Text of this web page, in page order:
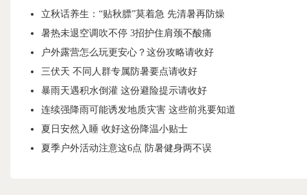
立秋话养生：“贴秋膘”莫着急 先清暑再防燥
暑热未退空调吹不停 3招护住肩颈不酸痛
户外露营怎么玩更安心？这份攻略请收好
三伏天 不同人群专属防暑要点请收好
暴雨天遇积水倒灌 这份避险提示请收好
连续强降雨可能诱发地质灾害 这些前兆要知道
夏日安然入睡 收好这份降温小贴士
夏季户外活动注意这6点 防暑健身两不误